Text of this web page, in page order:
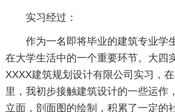
实习经过：
作为一名即将毕业的建筑专业学
在大学生活中的一个重要环节。大四
XXXX建筑规划设计有限公司实习，
里，我初步接触建筑设计的一些运作
立面，剖面图的绘制，积累了一定的